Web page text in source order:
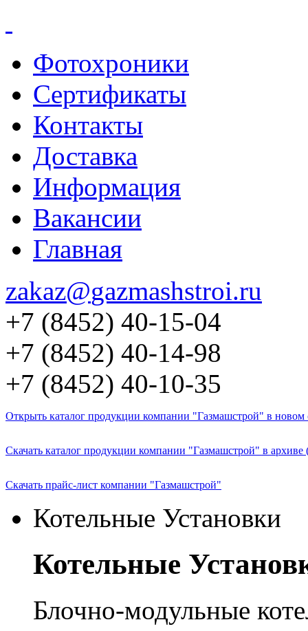
Фотохроники
Сертификаты
Контакты
Доставка
Информация
Вакансии
Главная
zakaz@gazmashstroi.ru
+7 (8452) 40-15-04
+7 (8452) 40-14-98
+7 (8452) 40-10-35
Открыть каталог продукции компании "Газмашстрой" в
Скачать каталог продукции компании "Газмашстрой" в архиве
Скачать прайс-лист компании "Газмашстрой"
Котельные Установки
Котельные
Блочно-модульные